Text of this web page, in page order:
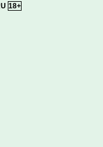
18+